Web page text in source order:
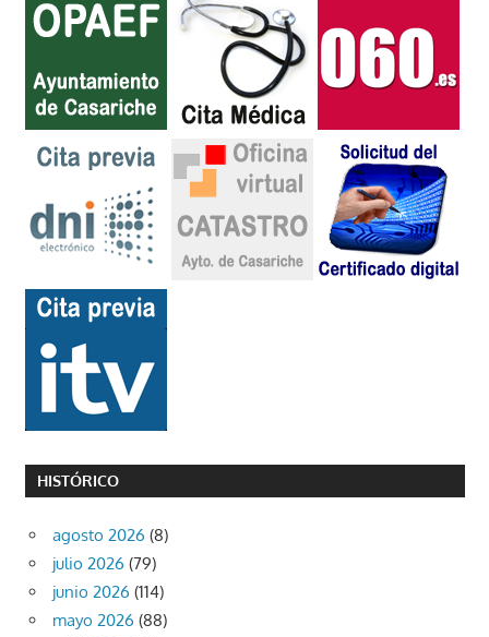
HISTÓRICO
agosto 2026 (8)
julio 2026 (79)
junio 2026 (114)
mayo 2026 (88)